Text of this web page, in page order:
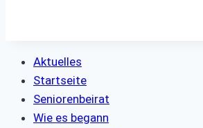
Aktuelles
Startseite
Seniorenbeirat
Wie es begann